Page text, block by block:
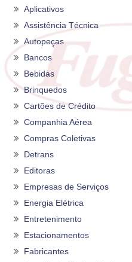
Aplicativos
Assistência Técnica
Autopeças
Bancos
Bebidas
Brinquedos
Cartões de Crédito
Companhia Aérea
Compras Coletivas
Detrans
Editoras
Empresas de Serviços
Energia Elétrica
Entretenimento
Estacionamentos
Fabricantes